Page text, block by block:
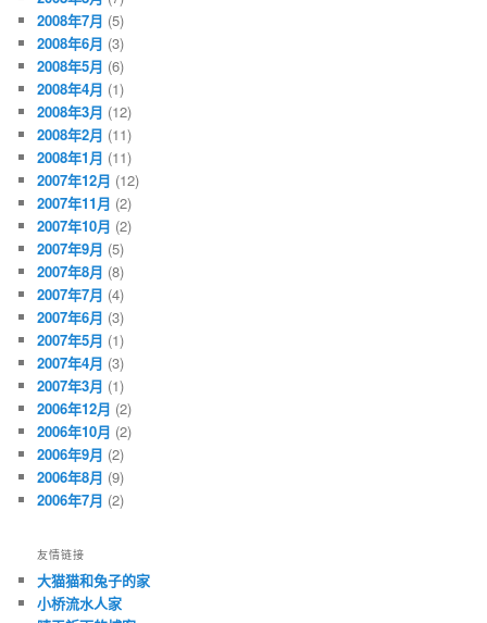
2008年7月 (5)
2008年6月 (3)
2008年5月 (6)
2008年4月 (1)
2008年3月 (12)
2008年2月 (11)
2008年1月 (11)
2007年12月 (12)
2007年11月 (2)
2007年10月 (2)
2007年9月 (5)
2007年8月 (8)
2007年7月 (4)
2007年6月 (3)
2007年5月 (1)
2007年4月 (3)
2007年3月 (1)
2006年12月 (2)
2006年10月 (2)
2006年9月 (2)
2006年8月 (9)
2006年7月 (2)
友情链接
大猫猫和兔子的家
小桥流水人家